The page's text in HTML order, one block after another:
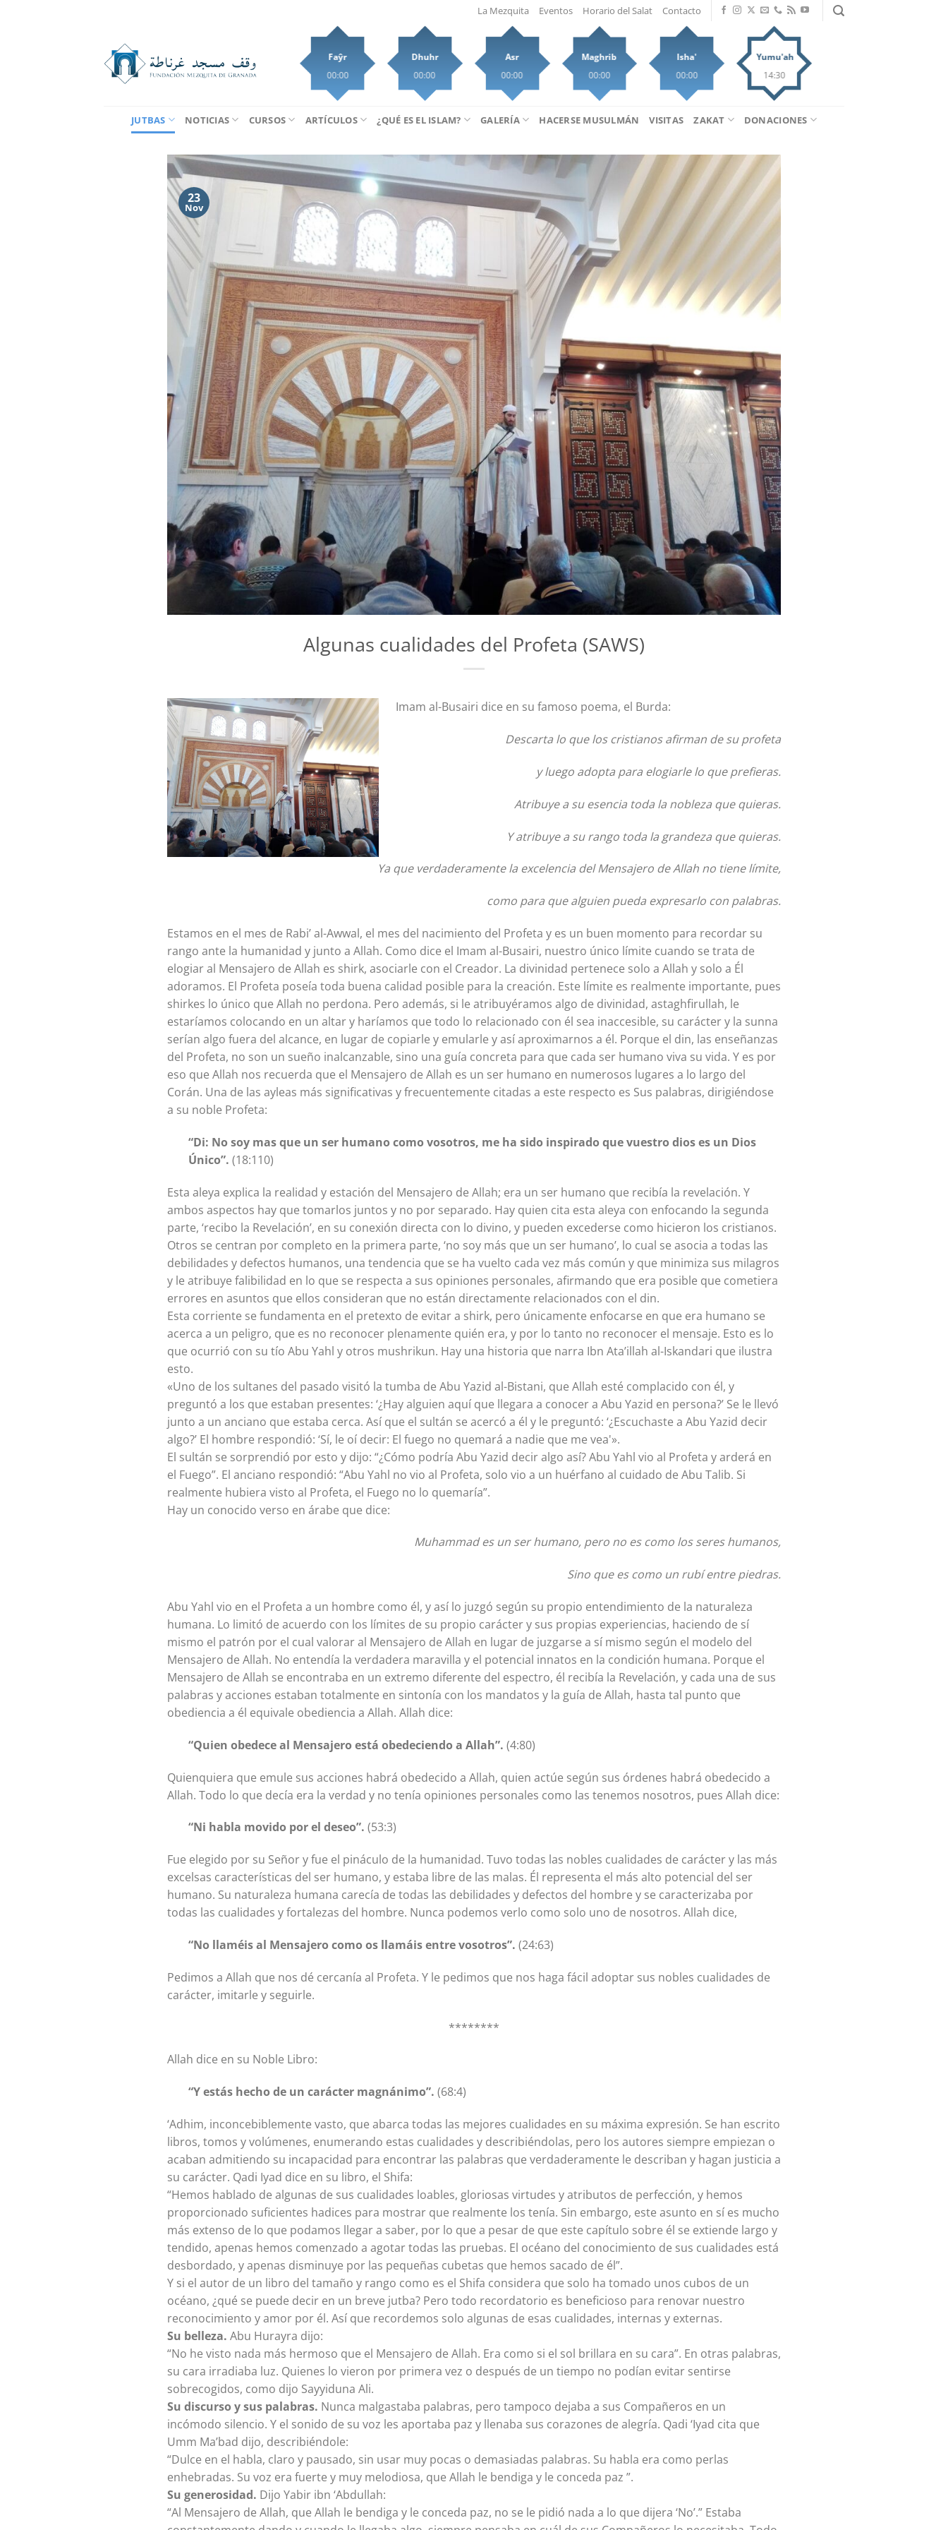
La Mezquita Eventos Horario del Salat Contacto
Faŷr
00:00
Dhuhr
00:00
Asr
00:00
Maghrib
00:00
Isha'
00:00
Yumu'ah
14:30
JUTBAS NOTICIAS CURSOS ARTÍCULOS ¿QUÉ ES EL ISLAM? GALERÍA HACERSE MUSULMÁN VISITAS ZAKAT DONACIONES
23
Nov
Algunas cualidades del Profeta (SAWS)
Imam al-Busairi dice en su famoso poema, el Burda:
Descarta lo que los cristianos afirman de su profeta
y luego adopta para elogiarle lo que prefieras.
Atribuye a su esencia toda la nobleza que quieras.
Y atribuye a su rango toda la grandeza que quieras.
Ya que verdaderamente la excelencia del Mensajero de Allah no tiene límite,
como para que alguien pueda expresarlo con palabras.
Estamos en el mes de Rabi’ al-Awwal, el mes del nacimiento del Profeta y es un buen momento para recordar su
rango ante la humanidad y junto a Allah. Como dice el Imam al-Busairi, nuestro único límite cuando se trata de
elogiar al Mensajero de Allah es shirk, asociarle con el Creador. La divinidad pertenece solo a Allah y solo a Él
adoramos. El Profeta poseía toda buena calidad posible para la creación. Este límite es realmente importante, pues
shirkes lo único que Allah no perdona. Pero además, si le atribuyéramos algo de divinidad, astaghfirullah, le
estaríamos colocando en un altar y haríamos que todo lo relacionado con él sea inaccesible, su carácter y la sunna
serían algo fuera del alcance, en lugar de copiarle y emularle y así aproximarnos a él. Porque el din, las enseñanzas
del Profeta, no son un sueño inalcanzable, sino una guía concreta para que cada ser humano viva su vida. Y es por
eso que Allah nos recuerda que el Mensajero de Allah es un ser humano en numerosos lugares a lo largo del
Corán. Una de las ayleas más significativas y frecuentemente citadas a este respecto es Sus palabras, dirigiéndose
a su noble Profeta:
“Di: No soy mas que un ser humano como vosotros, me ha sido inspirado que vuestro dios es un Dios
Único”. (18:110)
Esta aleya explica la realidad y estación del Mensajero de Allah; era un ser humano que recibía la revelación. Y
ambos aspectos hay que tomarlos juntos y no por separado. Hay quien cita esta aleya con enfocando la segunda
parte, ‘recibo la Revelación’, en su conexión directa con lo divino, y pueden excederse como hicieron los cristianos.
Otros se centran por completo en la primera parte, ‘no soy más que un ser humano’, lo cual se asocia a todas las
debilidades y defectos humanos, una tendencia que se ha vuelto cada vez más común y que minimiza sus milagros
y le atribuye falibilidad en lo que se respecta a sus opiniones personales, afirmando que era posible que cometiera
errores en asuntos que ellos consideran que no están directamente relacionados con el din.
Esta corriente se fundamenta en el pretexto de evitar a shirk, pero únicamente enfocarse en que era humano se
acerca a un peligro, que es no reconocer plenamente quién era, y por lo tanto no reconocer el mensaje. Esto es lo
que ocurrió con su tío Abu Yahl y otros mushrikun. Hay una historia que narra Ibn Ata’illah al-Iskandari que ilustra
esto.
«Uno de los sultanes del pasado visitó la tumba de Abu Yazid al-Bistani, que Allah esté complacido con él, y
preguntó a los que estaban presentes: ‘¿Hay alguien aquí que llegara a conocer a Abu Yazid en persona?’ Se le llevó
junto a un anciano que estaba cerca. Así que el sultán se acercó a él y le preguntó: ‘¿Escuchaste a Abu Yazid decir
algo?’ El hombre respondió: ‘Sí, le oí decir: El fuego no quemará a nadie que me vea'».
El sultán se sorprendió por esto y dijo: “¿Cómo podría Abu Yazid decir algo así? Abu Yahl vio al Profeta y arderá en
el Fuego”. El anciano respondió: “Abu Yahl no vio al Profeta, solo vio a un huérfano al cuidado de Abu Talib. Si
realmente hubiera visto al Profeta, el Fuego no lo quemaría”.
Hay un conocido verso en árabe que dice:
Muhammad es un ser humano, pero no es como los seres humanos,
Sino que es como un rubí entre piedras.
Abu Yahl vio en el Profeta a un hombre como él, y así lo juzgó según su propio entendimiento de la naturaleza
humana. Lo limitó de acuerdo con los límites de su propio carácter y sus propias experiencias, haciendo de sí
mismo el patrón por el cual valorar al Mensajero de Allah en lugar de juzgarse a sí mismo según el modelo del
Mensajero de Allah. No entendía la verdadera maravilla y el potencial innatos en la condición humana. Porque el
Mensajero de Allah se encontraba en un extremo diferente del espectro, él recibía la Revelación, y cada una de sus
palabras y acciones estaban totalmente en sintonía con los mandatos y la guía de Allah, hasta tal punto que
obediencia a él equivale obediencia a Allah. Allah dice:
“Quien obedece al Mensajero está obedeciendo a Allah”. (4:80)
Quienquiera que emule sus acciones habrá obedecido a Allah, quien actúe según sus órdenes habrá obedecido a
Allah. Todo lo que decía era la verdad y no tenía opiniones personales como las tenemos nosotros, pues Allah dice:
“Ni habla movido por el deseo”. (53:3)
Fue elegido por su Señor y fue el pináculo de la humanidad. Tuvo todas las nobles cualidades de carácter y las más
excelsas características del ser humano, y estaba libre de las malas. Él representa el más alto potencial del ser
humano. Su naturaleza humana carecía de todas las debilidades y defectos del hombre y se caracterizaba por
todas las cualidades y fortalezas del hombre. Nunca podemos verlo como solo uno de nosotros. Allah dice,
“No llaméis al Mensajero como os llamáis entre vosotros”. (24:63)
Pedimos a Allah que nos dé cercanía al Profeta. Y le pedimos que nos haga fácil adoptar sus nobles cualidades de
carácter, imitarle y seguirle.
********
Allah dice en su Noble Libro:
“Y estás hecho de un carácter magnánimo”. (68:4)
‘Adhim, inconcebiblemente vasto, que abarca todas las mejores cualidades en su máxima expresión. Se han escrito
libros, tomos y volúmenes, enumerando estas cualidades y describiéndolas, pero los autores siempre empiezan o
acaban admitiendo su incapacidad para encontrar las palabras que verdaderamente le describan y hagan justicia a
su carácter. Qadi Iyad dice en su libro, el Shifa:
“Hemos hablado de algunas de sus cualidades loables, gloriosas virtudes y atributos de perfección, y hemos
proporcionado suficientes hadices para mostrar que realmente los tenía. Sin embargo, este asunto en sí es mucho
más extenso de lo que podamos llegar a saber, por lo que a pesar de que este capítulo sobre él se extiende largo y
tendido, apenas hemos comenzado a agotar todas las pruebas. El océano del conocimiento de sus cualidades está
desbordado, y apenas disminuye por las pequeñas cubetas que hemos sacado de él”.
Y si el autor de un libro del tamaño y rango como es el Shifa considera que solo ha tomado unos cubos de un
océano, ¿qué se puede decir en un breve jutba? Pero todo recordatorio es beneficioso para renovar nuestro
reconocimiento y amor por él. Así que recordemos solo algunas de esas cualidades, internas y externas.
Su belleza. Abu Hurayra dijo:
“No he visto nada más hermoso que el Mensajero de Allah. Era como si el sol brillara en su cara”. En otras palabras,
su cara irradiaba luz. Quienes lo vieron por primera vez o después de un tiempo no podían evitar sentirse
sobrecogidos, como dijo Sayyiduna Ali.
Su discurso y sus palabras. Nunca malgastaba palabras, pero tampoco dejaba a sus Compañeros en un
incómodo silencio. Y el sonido de su voz les aportaba paz y llenaba sus corazones de alegría. Qadi ‘Iyad cita que
Umm Ma’bad dijo, describiéndole:
“Dulce en el habla, claro y pausado, sin usar muy pocas o demasiadas palabras. Su habla era como perlas
enhebradas. Su voz era fuerte y muy melodiosa, que Allah le bendiga y le conceda paz ”.
Su generosidad. Dijo Yabir ibn ‘Abdullah:
“Al Mensajero de Allah, que Allah le bendiga y le conceda paz, no se le pidió nada a lo que dijera ‘No’.” Estaba